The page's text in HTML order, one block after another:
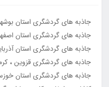
جاذبه های گردشگری استان
جاذبه های گردشگری استان
جاذبه های گردشگری استان
جاذبه های گردشگری قزوین
جاذبه های گردشگری استان